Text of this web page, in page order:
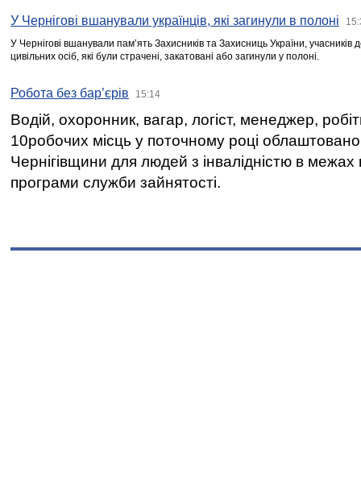
У Чернігові вшанували українців, які загинули в полоні
У Чернігові вшанували пам’ять Захисників та Захисниць України,
цивільних осіб, які були страчені, закатовані або загинули у полоні.
Робота без бар’єрів 15:14
Водій, охоронник, вагар, логіст, менеджер,
10робочих місць у поточному році
Чернігівщини для людей з інвалідністю в межах
програми служби зайнятості.